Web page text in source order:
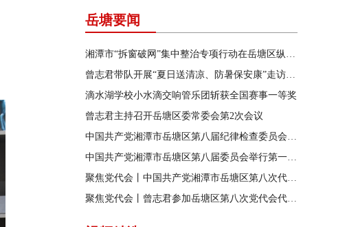
岳塘要闻
湘潭市“拆窗破网”集中整治专项行动在岳塘区纵深推进
曾志君带队开展“夏日送清凉、防暑保安康”走访慰问
滴水湖学校小水滴交响管乐团斩获全国赛事一等奖
曾志君主持召开岳塘区委常委会第2次会议
中国共产党湘潭市岳塘区第八届纪律检查委员会召开第一次全体会议
中国共产党湘潭市岳塘区第八届委员会举行第一次全体（扩大）会议
聚焦党代会丨中国共产党湘潭市岳塘区第八次代表大会胜利闭幕
聚焦党代会丨曾志君参加岳塘区第八次党代会代表团分团讨论